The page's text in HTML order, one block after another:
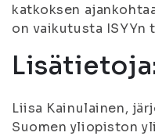
katkoksen
on vaikutusta
Liisa Kainulainen,
Suomen yliopiston